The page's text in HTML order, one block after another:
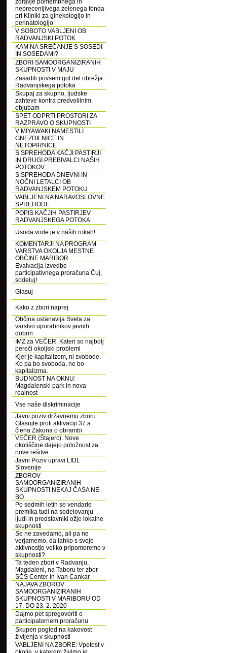
zdravje pomembnega in
neprecenljivega zelenega fonda
pri Kliniki za ginekologijo in
perinatologijo
V SOBOTO VABLJENI OB
RADVANJSKI POTOK
KAM NA SREČANJE S SOSEDI
IN SOSEDAMI?
ZBORI SAMOORGANIZIRANIH
SKUPNOSTI V MAJU
Zasadili povsem gol del obrežja
Radvanjskega potoka
Skupaj za skupno, ljudske
zahteve kontra predvolilnim
objubam
SPET ODPRTI PROSTORI ZA
RAZPRAVO O SKUPNOSTI
V MIYAWAKI NAMESTILI
GNEZDILNICE IN
NETOPIRNICE
S SPREHODA KAČJI PASTIRJI
IN DRUGI PREBIVALCI NAŠIH
POTOKOV
S SPREHODA DNEVNI IN
NOČNI LETALCI OB
RADVANJSKEM POTOKU
VABLJENI NA NARAVOSLOVNE
SPREHODE
POPIS KAČJIH PASTIRJEV
RADVANJSKEGA POTOKA
Usoda vode je v naših rokah!
KOMENTARJI NA PROGRAM
VARSTVA OKOLJA MESTNE
OBČINE MARIBOR
Evalvacija izvedbe
participativnega proračuna Čuj,
sodeluj!
Glasuj
Kako z zbori naprej
Občina ustanavlja Sveta za
varstvo uporabnikov javnih
dobrin
IMZ za VEČER: Kateri so najbolj
pereči okoljski problemi
Kjer je kapitalizem, ni svobode.
Ko pa bo svoboda, ne bo
kapitalizma.
BUDNOST NA OKNU:
Magdalenski park in nova
realnost
Vse naše diskriminacije
Javni poziv državnemu zboru:
Glasujte proti aktivaciji 37.a
člena Zakona o obrambi
VEČER (Štajerc): Nove
okoliščine dajejo priložnost za
nove rešitve
Javni Poziv upravi LIDL
Slovenije
ZBOROV
SAMOORGANIZIRANIH
SKUPNOSTI NEKAJ ČASA NE
BO
Po sedmih letih se vendarle
premika tudi na sodelovanju
ljudi in predstavniki ožje lokalne
skupnosti
Se ne zavedamo, ali pa ne
verjamemo, da lahko s svojo
aktivnostjo veliko pripomoremo v
skupnosti?
Ta teden zbori v Radvanju,
Magdaleni, na Taboru ter zbor
SČS Center in Ivan Cankar
NAJAVA ZBOROV
SAMOORGANIZIRANIH
SKUPNOSTI V MARIBORU OD
17. DO 23. 2. 2020
Dajmo pet spregovoriti o
participatornem proračunu
Skupen pogled na kakovost
življenja v skupnosti
VABLJENI NA ZBORE: Vpetost v